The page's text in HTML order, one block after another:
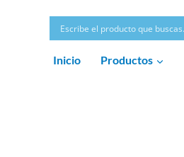
Inicio
Productos